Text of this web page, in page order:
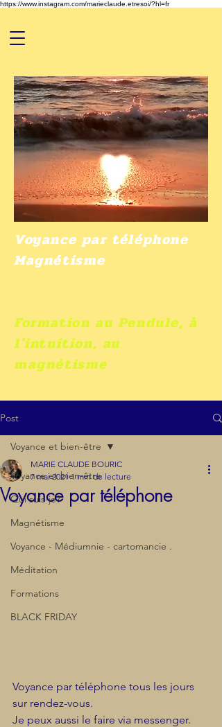
https://www.instagram.com/marieclaude.etresoi/?hl=fr
Voyance par téléphone
Magnétisme
Formation au Pendule, à
l'intuition, au
magnétisme
Post
Voyance et bien-être
Qui suis-je?
Magnétisme
Voyance - Médiumnie - cartomancie .
Méditation
Formations
BLACK FRIDAY
Voyance et bien-être
Voyance par téléphone
MARIE CLAUDE BOURIC
7 mai 2021 1 min de lecture
Voyance par téléphone tous les jours
sur rendez-vous.
Je peux aussi le faire via messenger.